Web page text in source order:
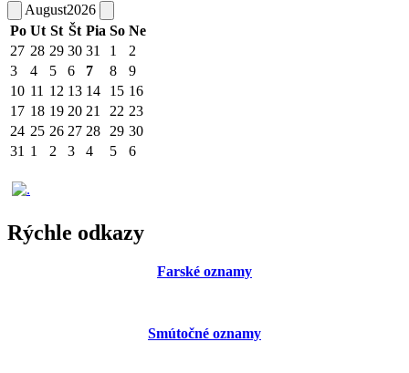
August2026
Po Ut St Št Pia So Ne
27 28 29 30 31 1
2
3
4 5 6 7 8
9
10 11 12 13 14 15 16
17 18 19 20 21 22 23
24 25 26 27 28 29 30
31 1 2 3 4 5 6
Rýchle odkazy
Farské oznamy
Smútočné oznamy